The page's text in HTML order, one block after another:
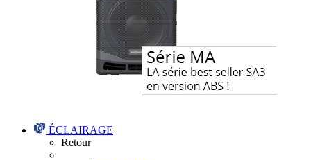
ÉCLAIRAGE
Retour